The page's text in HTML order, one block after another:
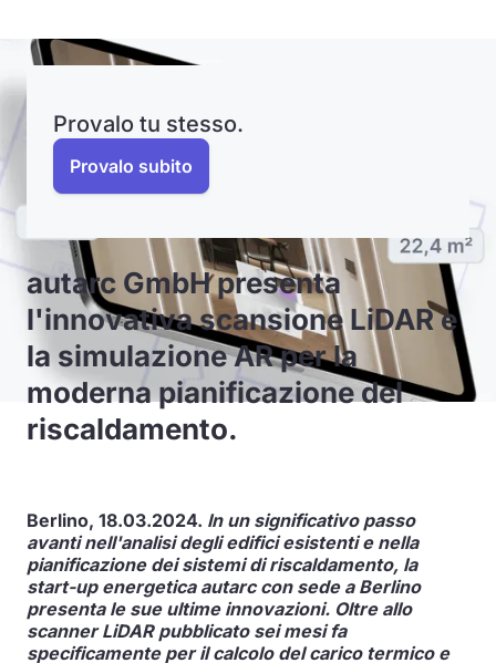
Provalo tu stesso.
Provalo subito
autarc GmbH presenta
l'innovativa scansione LiDAR e
la simulazione AR per la
moderna pianificazione del
riscaldamento.
Berlino, 18.03.2024. In un significativo passo
avanti nell'analisi degli edifici esistenti e nella
pianificazione dei sistemi di riscaldamento, la
start-up energetica autarc con sede a Berlino
presenta le sue ultime innovazioni. Oltre allo
scanner LiDAR pubblicato sei mesi fa
specificamente per il calcolo del carico termico e